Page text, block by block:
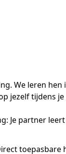
We leren hen
jezelf tijdens je
Je partner
toepasbare